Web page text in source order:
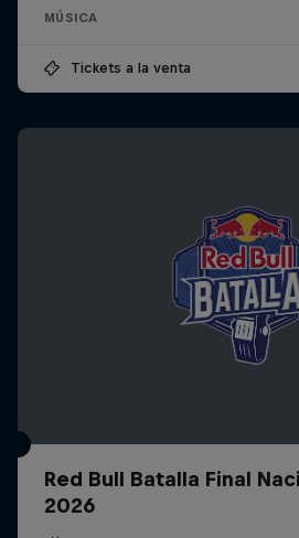
MÚSICA
Tickets a la venta
Red Bull Batalla Final
2026